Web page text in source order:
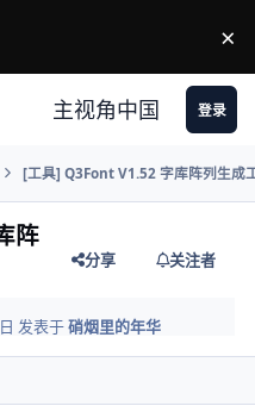
×
主视角中国 登录
[工具] Q3Font V1.52 字库阵列生成
阵
分享 关注者
发表于硝烟里的年华